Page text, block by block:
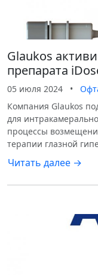
Glaukos
препарата
05 июля 2024 •
Компания Glaukos
для
процессы
терапии глазной
Читать далее →